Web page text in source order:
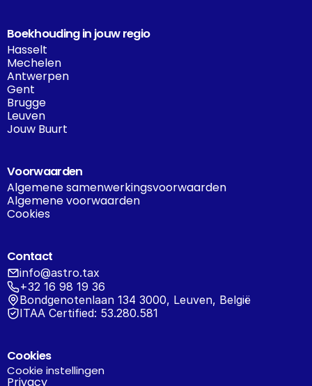
Boekhouding in jouw regio
Hasselt
Mechelen
Antwerpen
Gent
Brugge
Leuven
Jouw Buurt
Voorwaarden
Algemene samenwerkingsvoorwaarden
Algemene voorwaarden
Cookies
Contact
info@astro.tax
+32 16 98 19 36
Bondgenotenlaan 134 3000, Leuven, België
ITAA Certified: 53.280.581
Cookies
Cookie instellingen
Privacy